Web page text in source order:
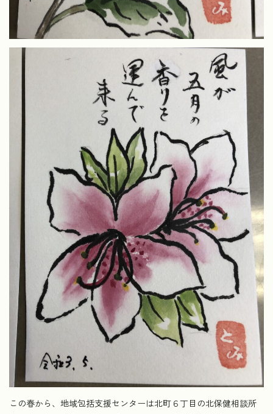
この春から、地域包括支援センターは北町６丁目の北保健相談所